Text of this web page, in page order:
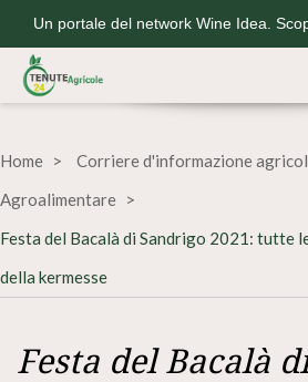
Un portale del network Wine Idea.
Home
Corriere d'informazione
Agroalimentare
Festa del Bacalà di Sandrigo 2021: tutte
della kermesse
Festa del Bacalà